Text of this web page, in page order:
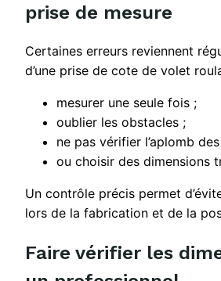
prise de mesure
Certaines erreurs reviennent
d’une prise de cote de volet
mesurer une seule fois ;
oublier les obstacles ;
ne pas vérifier l’aplomb
ou choisir des dimensions
Un contrôle précis permet
lors de la fabrication et de la
Faire vérifier les